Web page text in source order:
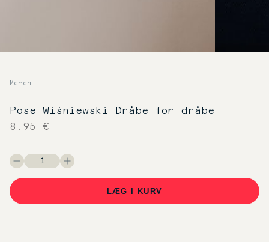
Merch
Pose Wiśniewski Dråbe for dråbe
8,95 €
LÆG I KURV